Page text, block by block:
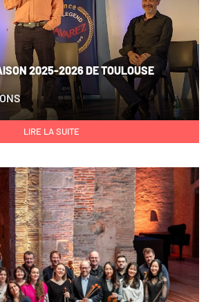
2025-2026 DE TOULOUSE
LIRE LA SUITE